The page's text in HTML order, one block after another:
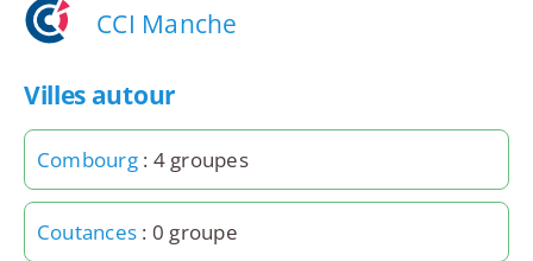
CCI Manche
Villes autour
Combourg: 4 groupes
Coutances : 0 groupe